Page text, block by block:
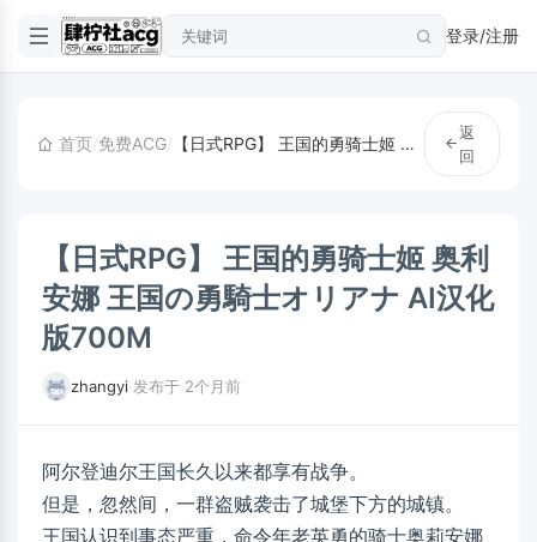
登录/注册
首页/免费ACG/ 【日式RPG】 王国的勇骑士姬 奥利安娜 王国の勇騎士オリアナ AI汉化版700M
返
回
【日式RPG】 王国的勇骑士姬 奥利
安娜 王国の勇騎士オリアナ AI汉化
版700M
zhangyi 发布于 2个月前
阿尔登迪尔王国长久以来都享有战争。
但是，忽然间，一群盗贼袭击了城堡下方的城镇。
王国认识到事态严重，命令年老英勇的骑士奥莉安娜